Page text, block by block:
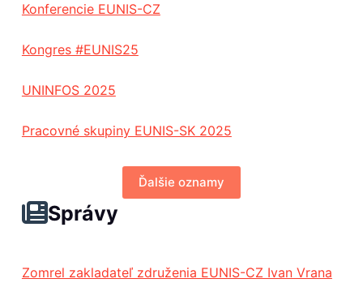
Konferencie EUNIS-CZ
Kongres #EUNIS25
UNINFOS 2025
Pracovné skupiny EUNIS-SK 2025
Ďalšie oznamy
Správy
Zomrel zakladateľ združenia EUNIS-CZ Ivan Vrana